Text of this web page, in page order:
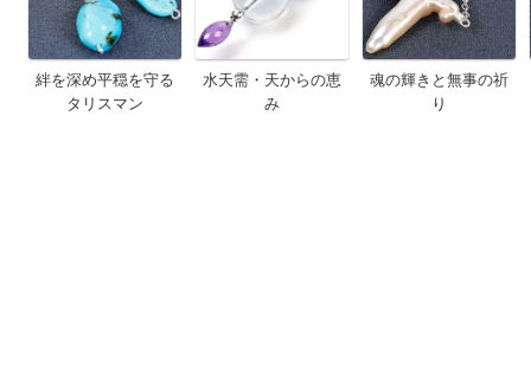
絆を深め平穏を守る
タリスマン
水天需・天からの恵
み
魂の輝きと無事の祈
り